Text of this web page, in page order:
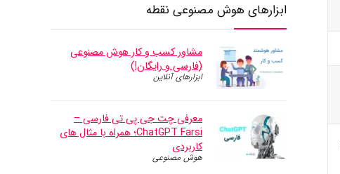
ابزارهای هوش مصنوعی نقطه
مشاور کسب و کار‌ هوش مصنوعی
(فارسی و رایگان!)
ابزارهای آنلاین
معرفی چت جی پی تی فارسی –
ChatGPT Farsi؛ همراه با مثال های
کاربردی
هوش مصنوعی